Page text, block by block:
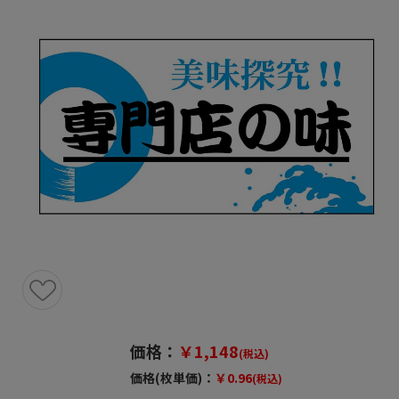
価格： ￥1,148(税込)
価格(枚単価)： ￥0.96(税込)